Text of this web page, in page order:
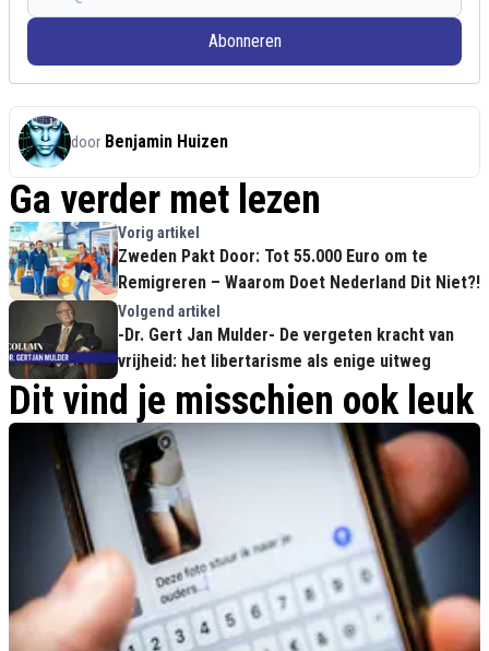
Abonneren
door Benjamin Huizen
Ga verder met lezen
Vorig artikel
Zweden Pakt Door: Tot 55.000 Euro om te
Remigreren – Waarom Doet Nederland Dit Niet?!
Volgend artikel
-Dr. Gert Jan Mulder- De vergeten kracht van
vrijheid: het libertarisme als enige uitweg
Dit vind je misschien ook leuk